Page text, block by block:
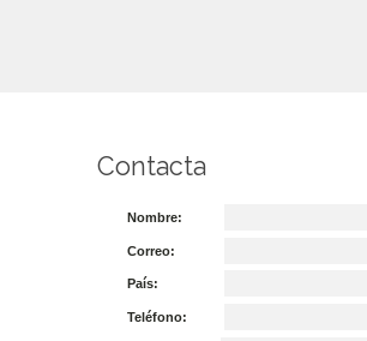
Contacta
Nombre:
Correo:
País:
Teléfono: